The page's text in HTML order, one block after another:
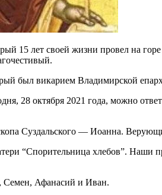
15 лет своей жизни провел на
был викарием Владимирской
28 октября 2021 года, можно
Суздальского — Иоанна.
“Спорительница хлебов”. Наши
Семен, Афанасий и Иван.